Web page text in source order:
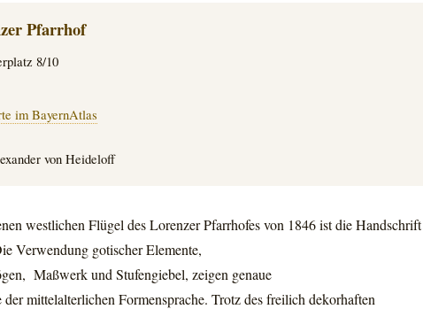
Pfarrhof
8/10
im BayernAtlas
von Heideloff
westlichen Flügel des Lorenzer Pfarrhofes von 1846 ist dieHandschrift
Verwendung gotischer Elemente,
Maßwerk und Stufengiebel, zeigen genaue
der mittelalterlichen Formensprache. Trotz des freilich dekorhaften